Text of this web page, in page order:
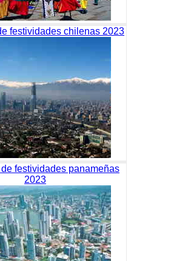
festividades chilenas 2023
festividades panameñas
2023